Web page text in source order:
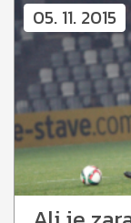
05. 11. 2015